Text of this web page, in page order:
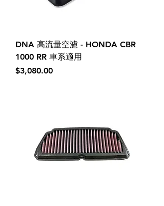
DNA 高流量空濾 - HONDA CBR
1000 RR 車系適用
價格
$3,080.00